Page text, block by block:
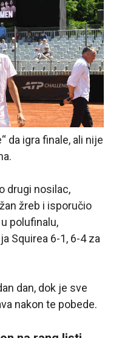
da igra finale, ali nije
drugi nosilac,
žreb i isporučio
polufinalu,
Squirea 6-1, 6-4 za
dan, dok je sve
nakon te pobede.